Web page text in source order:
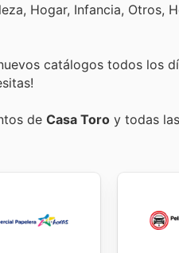
Hogar, Infancia, Otros,
catálogos todos los
de Casa Toro y todas